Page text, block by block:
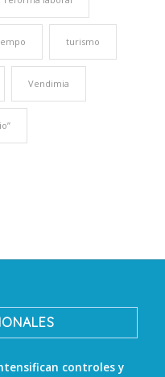
turismo
Vendimia
controles y